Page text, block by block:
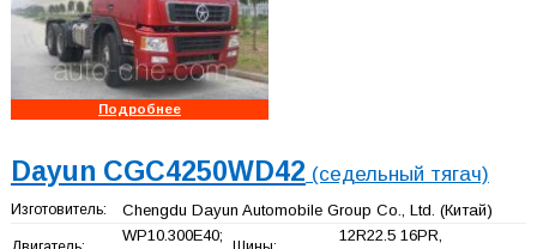
Подробнее
Dayun CGC4250WD42 (седельный тягач)
Изготовитель: Chengdu Dayun Automobile Group Co., Ltd. (Китай)
WP10.300E40;
12R22.5 16PR,